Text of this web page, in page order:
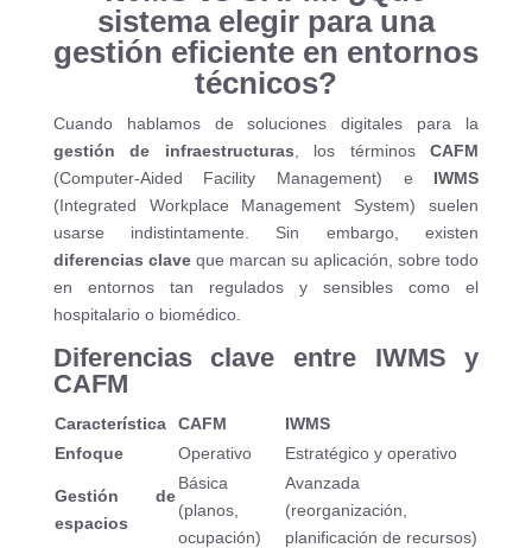
sistema elegir para una
gestión eficiente en entornos
técnicos?
Cuando hablamos de soluciones digitales para la
gestión de infraestructuras , los términosCAFM
(Computer-Aided Facility Management) e IWMS
(Integrated Workplace Management System) suelen
usarse indistintamente. Sin embargo, existen
diferencias claveque marcan su aplicación, sobre todo
en entornos tan regulados y sensibles como el
hospitalario o biomédico.
Diferencias clave entre IWMS y
CAFM
Característica CAFM
IWMS
Enfoque
Operativo Estratégico y operativo
Gestión de
espacios
Básica
(planos,
ocupación)
Avanzada
(reorganización,
planificación de recursos)